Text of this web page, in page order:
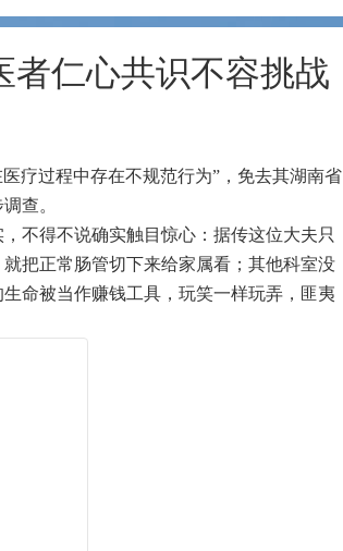
者仁心共识不容挑战
疗过程中存在不规范行为”，免去其湖南省
查。
不得不说确实触目惊心：据传这位大夫只
把正常肠管切下来给家属看；其他科室没
命被当作赚钱工具，玩笑一样玩弄，匪夷